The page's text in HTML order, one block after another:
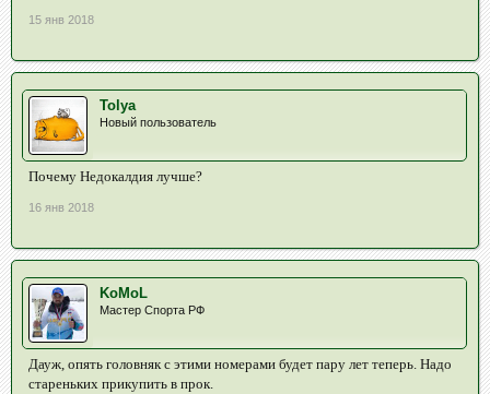
15 янв 2018
Tolya
Новый пользователь
Почему Недокалдия лучше?
16 янв 2018
KoMoL
Мастер Спорта РФ
Дауж, опять головняк с этими номерами будет пару лет теперь. Надо
стареньких прикупить в прок.